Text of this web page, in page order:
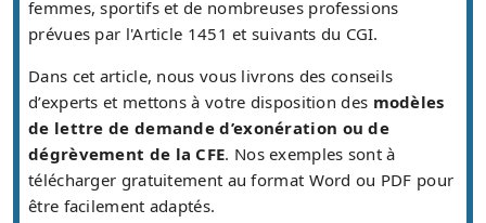
femmes, sportifs et de nombreuses professions
prévues par l'Article 1451 et suivants du CGI.
Dans cet article, nous vous livrons des conseils
d’experts et mettons à votre disposition des modèles
de lettre de demande d’exonération ou de
dégrèvement de la CFE. Nos exemples sont à
télécharger gratuitement au format Word ou PDF pour
être facilement adaptés.